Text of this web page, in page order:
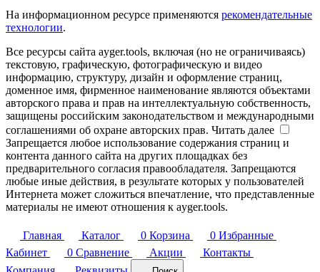
На информационном ресурсе применяются рекомендательные
технологии.
Все ресурсы сайта ayger.tools, включая (но не ограничиваясь)
текстовую, графическую, фотографическую и видео
информацию, структуру, дизайн и оформление страниц,
доменное имя, фирменное наименование являются объектами
авторского права и прав на интеллектуальную собственность,
защищены российским законодательством и международными
соглашениями об охране авторских прав. Читать далее
Запрещается любое использование содержания страниц и
контента данного сайта на других площадках без
предварительного согласия правообладателя. Запрещаются
любые иные действия, в результате которых у пользователей
Интернета может сложиться впечатление, что представленные
материалы не имеют отношения к ayger.tools.
Главная Каталог 0 Корзина 0 Избранные
Кабинет
0 Сравнение Акции
Контакты